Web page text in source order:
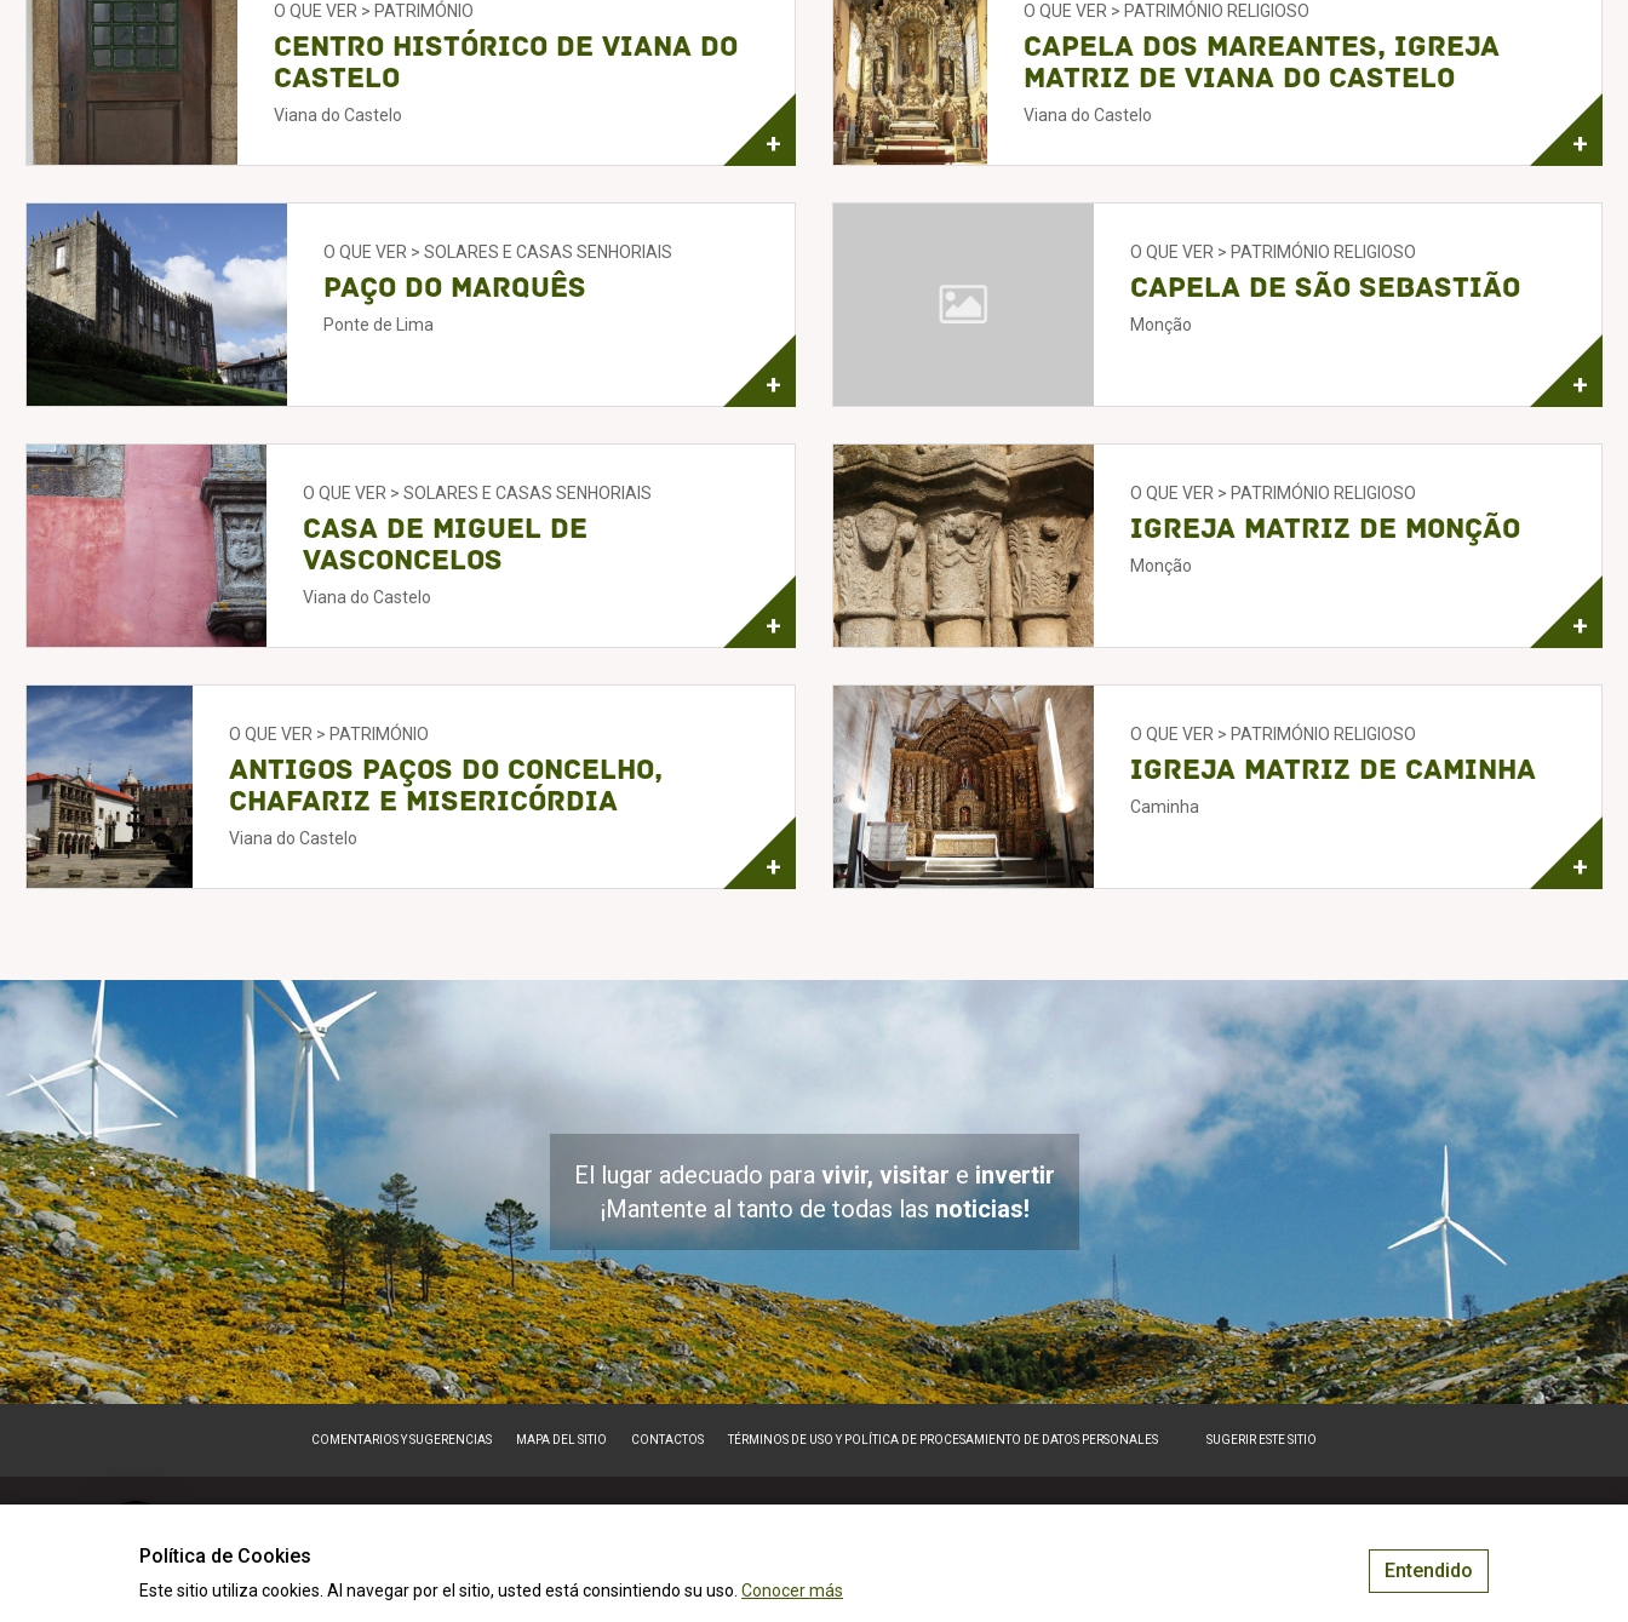
O QUE VER > PATRIMÓNIO
Centro histórico de Viana do
Castelo
Viana do Castelo
+
O QUE VER > PATRIMÓNIO RELIGIOSO
Capela dos Mareantes, Igreja
Matriz de Viana do Castelo
Viana do Castelo
+
O QUE VER > SOLARES E CASAS SENHORIAIS
Paço do Marquês
Ponte de Lima
+
O QUE VER > PATRIMÓNIO RELIGIOSO
Capela de São Sebastião
Monção
+
O QUE VER > SOLARES E CASAS SENHORIAIS
Casa de Miguel de
Vasconcelos
Viana do Castelo
+
O QUE VER > PATRIMÓNIO RELIGIOSO
Igreja Matriz de Monção
Monção
+
O QUE VER > PATRIMÓNIO
Antigos Paços do Concelho,
Chafariz e Misericórdia
Viana do Castelo
+
O QUE VER > PATRIMÓNIO RELIGIOSO
Igreja Matriz de Caminha
Caminha
+
Política de Cookies
Este sitio utiliza cookies. Al navegar por el sitio, usted está consintiendo su uso. Conocer más
Entendido
El lugar adecuado para vivir, visitar e invertir
¡Mantente al tanto de todas lasnoticias!
COMENTARIOS Y SUGERENCIAS MAPA DEL SITIO CONTACTOS TÉRMINOS DE USO Y POLÍTICA DE PROCESAMIENTO DE DATOS PERSONALES SUGERIR ESTE SITIO